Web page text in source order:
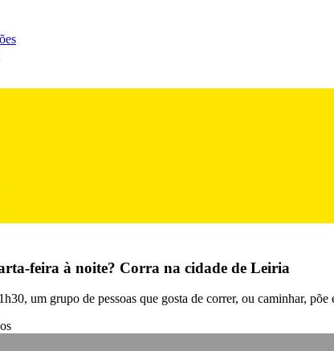
feira à noite? Corra na cidade de Leiria
um grupo de pessoas que gosta de correr, ou caminhar,